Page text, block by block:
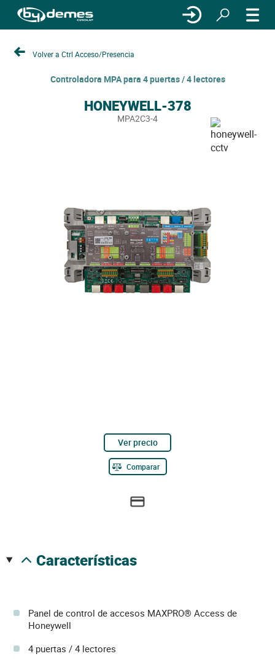
Volver a Ctrl Acceso/Presencia
Controladora MPA para 4 puertas / 4 lectores
HONEYWELL-378
MPA2C3-4
Ver precio
Comparar
características
Panel de control de accesos MAXPRO® Access de
Honeywell
4 puertas / 4 lectores